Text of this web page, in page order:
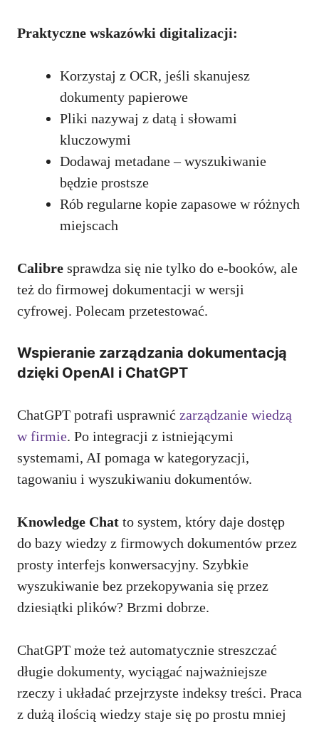
Praktyczne wskazówki digitalizacji:
Korzystaj z OCR, jeśli skanujesz
dokumenty papierowe
Pliki nazywaj z datą i słowami
kluczowymi
Dodawaj metadane – wyszukiwanie
będzie prostsze
Rób regularne kopie zapasowe w różnych
miejscach
Calibre sprawdza się nie tylko do e-booków, ale
też do firmowej dokumentacji w wersji
cyfrowej. Polecam przetestować.
Wspieranie zarządzania dokumentacją
dzięki OpenAI i ChatGPT
ChatGPT potrafi usprawnić zarządzanie wiedzą
w firmie. Po integracji z istniejącymi
systemami, AI pomaga w kategoryzacji,
tagowaniu i wyszukiwaniu dokumentów.
Knowledge Chat to system, który daje dostęp
do bazy wiedzy z firmowych dokumentów przez
prosty interfejs konwersacyjny. Szybkie
wyszukiwanie bez przekopywania się przez
dziesiątki plików? Brzmi dobrze.
ChatGPT może też automatycznie streszczać
długie dokumenty, wyciągać najważniejsze
rzeczy i układać przejrzyste indeksy treści. Praca
z dużą ilością wiedzy staje się po prostu mniej